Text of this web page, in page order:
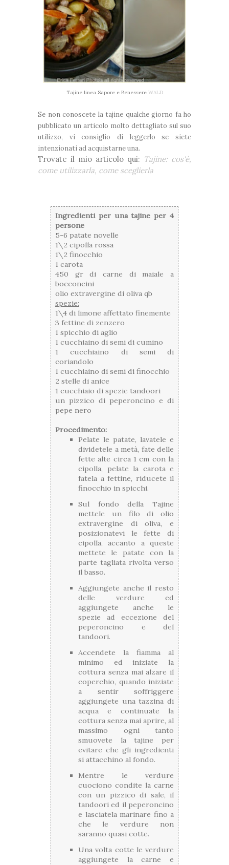
Tajine linea Sapore e Benessere WALD
Se non conoscete la tajine qualche giorno fa ho
pubblicato un articolo molto dettagliato sul suo
utilizzo, vi consiglio di leggerlo se siete
intenzionati ad acquistarne una.
Trovate il mio articolo qui: Tajine: cos'è,
come utilizzarla, come sceglierla
Ingredienti per una tajine per 4
persone
5-6 patate novelle
1\2 cipolla rossa
1\2 finocchio
1 carota
450 gr di carne di maiale a
bocconcini
olio extravergine di oliva qb
spezie:
1\4 di limone affettato finemente
3 fettine di zenzero
1 spicchio di aglio
1 cucchiaino di semi di cumino
1 cucchiaino di semi di
coriandolo
1 cucchiaino di semi di finocchio
2 stelle di anice
1 cucchiaio di spezie tandoori
un pizzico di peperoncino e di
pepe nero
Procedimento:
Pelate le patate, lavatele e
dividetele a metà, fate delle
fette alte circa 1 cm con la
cipolla, pelate la carota e
fatela a fettine, riducete il
finocchio in spicchi.
Sul fondo della Tajine
mettele un filo di olio
extravergine di oliva, e
posizionatevi le fette di
cipolla, accanto a queste
mettete le patate con la
parte tagliata rivolta verso
il basso.
Aggiungete anche il resto
delle verdure ed
aggiungete anche le
spezie ad eccezione del
peperoncino e del
tandoori.
Accendete la fiamma al
minimo ed iniziate la
cottura senza mai alzare il
coperchio, quando iniziate
a sentir soffriggere
aggiungete una tazzina di
acqua e continuate la
cottura senza mai aprire, al
massimo ogni tanto
smuovete la tajine per
evitare che gli ingredienti
si attacchino al fondo.
Mentre le verdure
cuociono condite la carne
con un pizzico di sale, il
tandoori ed il peperoncino
e lasciatela marinare fino a
che le verdure non
saranno quasi cotte.
Una volta cotte le verdure
aggiungete la carne e